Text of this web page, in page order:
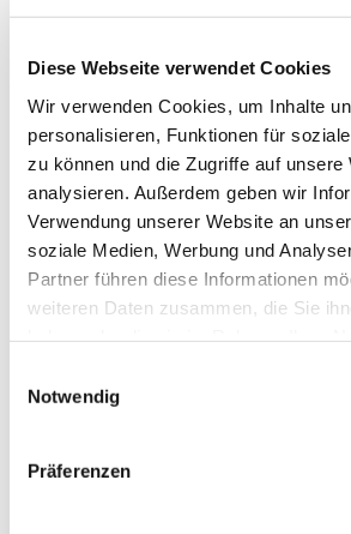
Diese Webseite verwendet Cookies
Wir verwenden Cookies, um Inhalte
personalisieren, Funktionen für
zu können und die Zugriffe auf unsere
analysieren. Außerdem geben wir
Verwendung unserer Website an
soziale Medien, Werbung und
Partner führen diese Informationen
weiteren Daten zusammen, die Sie
Notwendig
Präferenzen
den Arminiuspark, hören
bis 22. August auch eigenständig
Sie einfach an der Kirche mit dem